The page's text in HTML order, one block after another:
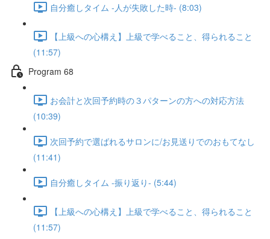
自分癒しタイム -人が失敗した時- (8:03)
【上級への心構え】上級で学べること、得られること
(11:57)
Program 68
お会計と次回予約時の３パターンの方への対応方法
(10:39)
次回予約で選ばれるサロンに/お見送りでのおもてなし
(11:41)
自分癒しタイム -振り返り- (5:44)
【上級への心構え】上級で学べること、得られること
(11:57)